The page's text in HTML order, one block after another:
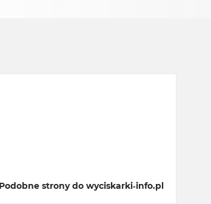
Podobne strony do wyciskarki-info.pl